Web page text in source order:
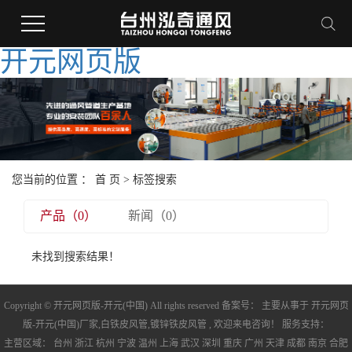
开元网页版
您当前的位置 ： 首 页 > 标签搜索
产品（0） 新闻（0）
未找到搜索结果！
Copyright © 开元网页版-开元(中国) All rights reserved 备案号： 主要从事于 开元网页
版-开元(中国)厂家, 白铁皮风管,镀锌铁皮风管 , 欢迎来电咨询！ 服务支持：
主营区域： 台州 浙江 杭州 宁波 温州 上海 武汉 深圳 重庆 广州 天津 成都 南京 合肥